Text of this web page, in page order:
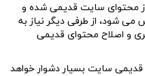
از محتوای سایت قدیمی شده و
می شود، از طرفی دیگر نیاز به
و اصلاح محتوای قدیمی
قدیمی سایت بسیار دشوار خواهد